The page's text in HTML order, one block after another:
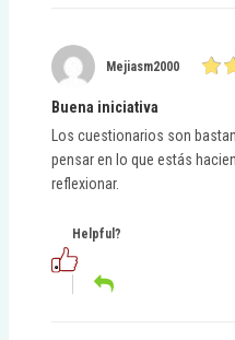
Mejiasm2000
Buena iniciativa
Los cuestionarios son
pensar en lo que estás
reflexionar.
Helpful?